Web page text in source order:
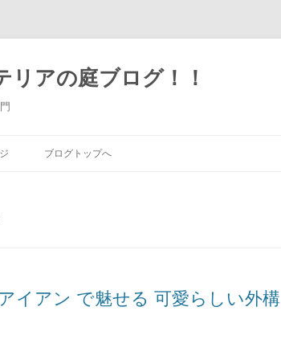
リアの庭ブログ！！
ブログトップへ
イアン で魅せる 可愛らしい外構